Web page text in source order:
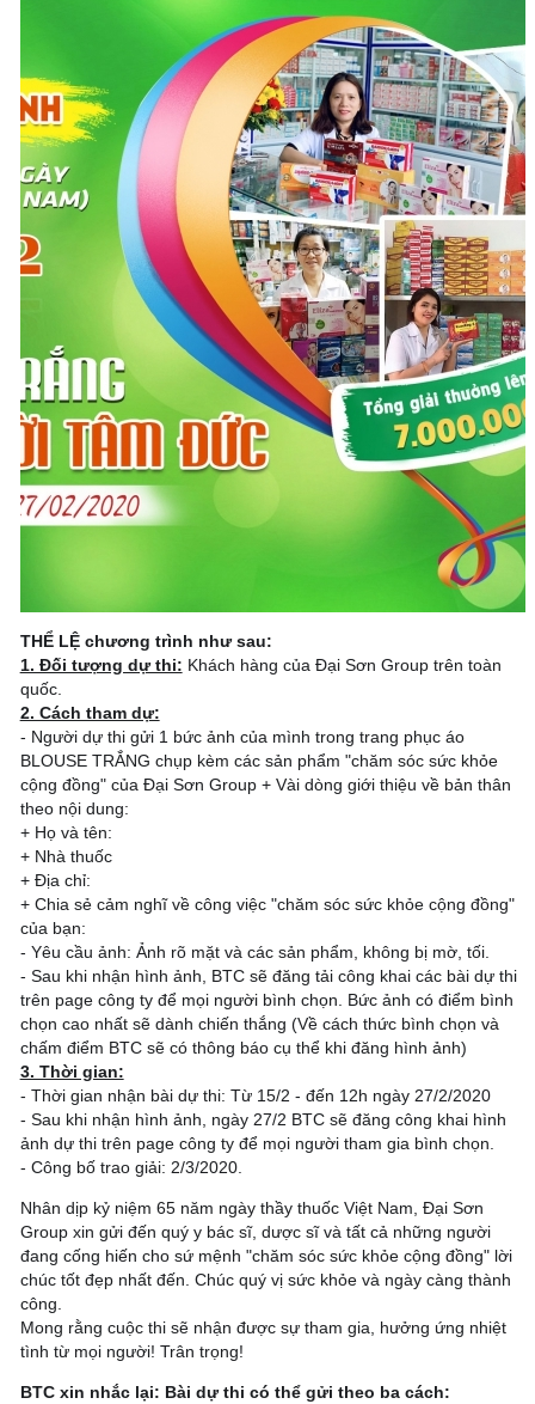
THỂ LỆ chương trình như sau:
1. Đối tượng dự thi: Khách hàng của Đại Sơn Group trên toàn
quốc.
2. Cách tham dự:
- Người dự thi gửi 1 bức ảnh của mình trong trang phục áo
BLOUSE TRẮNG chụp kèm các sản phẩm "chăm sóc sức khỏe
cộng đồng" của Đại Sơn Group + Vài dòng giới thiệu về bản thân
theo nội dung:
+ Họ và tên:
+ Nhà thuốc
+ Địa chỉ:
+ Chia sẻ cảm nghĩ về công việc "chăm sóc sức khỏe cộng đồng"
của bạn:
- Yêu cầu ảnh: Ảnh rõ mặt và các sản phẩm, không bị mờ, tối.
- Sau khi nhận hình ảnh, BTC sẽ đăng tải công khai các bài dự thi
trên page công ty để mọi người bình chọn. Bức ảnh có điểm bình
chọn cao nhất sẽ dành chiến thắng (Về cách thức bình chọn và
chấm điểm BTC sẽ có thông báo cụ thể khi đăng hình ảnh)
3. Thời gian:
- Thời gian nhận bài dự thi: Từ 15/2 - đến 12h ngày 27/2/2020
- Sau khi nhận hình ảnh, ngày 27/2 BTC sẽ đăng công khai hình
ảnh dự thi trên page công ty để mọi người tham gia bình chọn.
- Công bố trao giải: 2/3/2020.
Nhân dịp kỷ niệm 65 năm ngày thầy thuốc Việt Nam, Đại Sơn
Group xin gửi đến quý y bác sĩ, dược sĩ và tất cả những người
đang cống hiến cho sứ mệnh "chăm sóc sức khỏe cộng đồng" lời
chúc tốt đẹp nhất đến. Chúc quý vị sức khỏe và ngày càng thành
công.
Mong rằng cuộc thi sẽ nhận được sự tham gia, hưởng ứng nhiệt
tình từ mọi người! Trân trọng!
BTC xin nhắc lại: Bài dự thi có thể gửi theo ba cách: